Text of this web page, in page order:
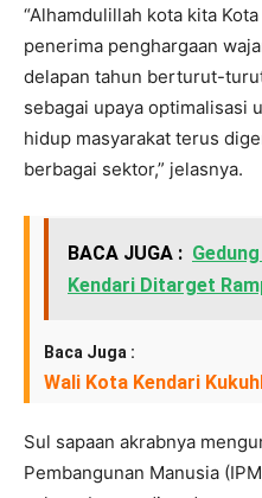
“Alhamdulillah kota kita
penerima penghargaan
delapan tahun berturut-
sebagai upaya optimalisasi
hidup masyarakat terus
berbagai sektor,” jelasnya.
BACA JUGA :
Kendari Ditarget
Baca Juga :
Wali Kota Kendari
Sul sapaan akrabnya
Pembangunan Manusia